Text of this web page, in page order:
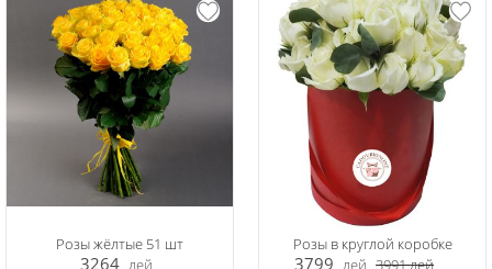
Розы жёлтые 51 шт
3264 лей
Розы в круглой коробке
3799 лей 3991лей